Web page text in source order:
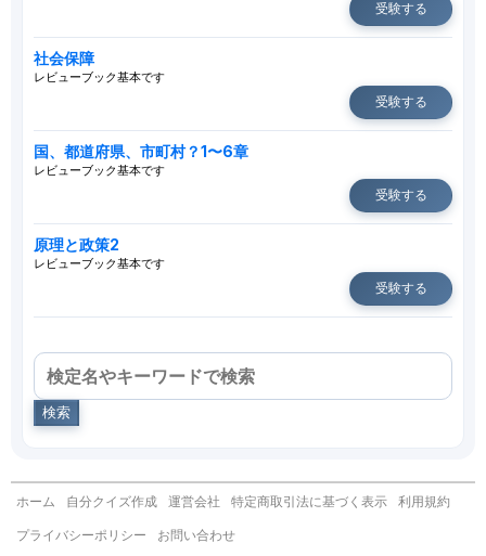
受験する
社会保障
レビューブック基本です
受験する
国、都道府県、市町村？1〜6章
レビューブック基本です
受験する
原理と政策2
レビューブック基本です
受験する
検索
ホーム 自分クイズ作成 運営会社 特定商取引法に基づく表示 利用規約
プライバシーポリシー お問い合わせ